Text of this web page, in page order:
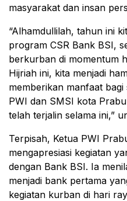
masyarakat dan insan
“Alhamdullilah, tahun ini
program CSR Bank BSI,
berkurban di momentum
Hijriah ini, kita menjadi
memberikan manfaat
PWI dan SMSI kota
telah terjalin selama ini,”
Terpisah, Ketua PWI
mengapresiasi kegiatan
dengan Bank BSI. Ia
menjadi bank pertama
kegiatan kurban di hari